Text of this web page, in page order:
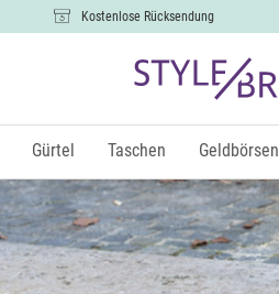
Kostenlose Rücksendung
Gürtel Taschen Geldbörsen